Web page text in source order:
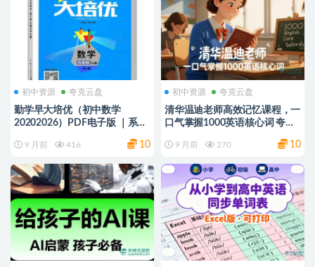
初中资源 夸克云盘
勤学早大培优（初中数学
20202026）PDF电子版 ｜系统
考 夸克网盘
9 月前 416 10
初中资源 夸克云盘
清华温迪老师高效记忆课程，一
口气掌握1000英语核心词 夸克
9 月前 270 10